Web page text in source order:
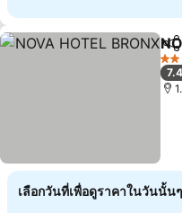
แชร์
2 ด
7.4
เลือกวันที่เพื่อดูราคาในวันนั้นๆ